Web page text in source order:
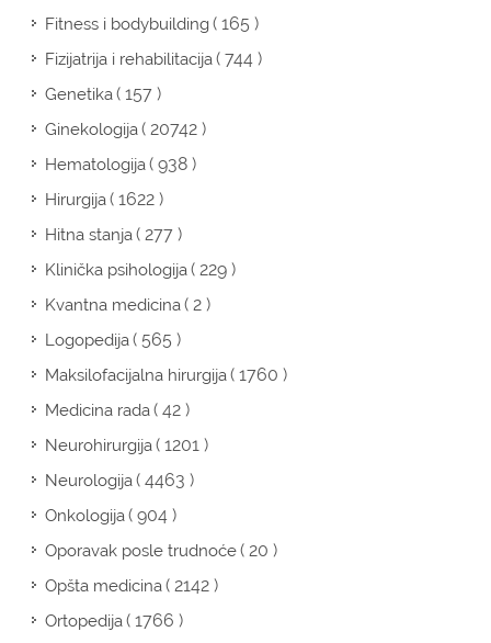
Fitness i bodybuilding( 165 )
Fizijatrija i rehabilitacija( 744 )
Genetika( 157 )
Ginekologija( 20742 )
Hematologija( 938 )
Hirurgija( 1622 )
Hitna stanja( 277 )
Klinička psihologija( 229 )
Kvantna medicina( 2 )
Logopedija( 565 )
Maksilofacijalna hirurgija( 1760 )
Medicina rada( 42 )
Neurohirurgija( 1201 )
Neurologija( 4463 )
Onkologija( 904 )
Oporavak posle trudnoće( 20 )
Opšta medicina( 2142 )
Ortopedija( 1766 )